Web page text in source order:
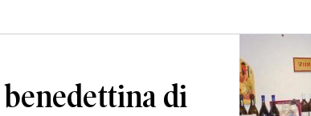
di